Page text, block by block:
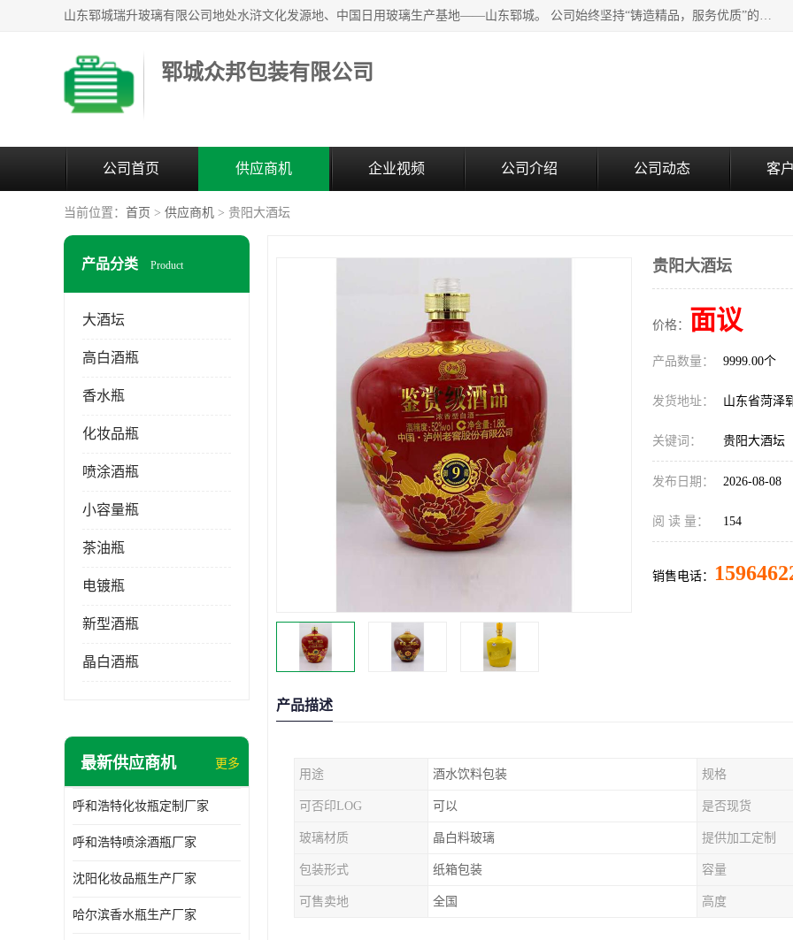
山东郓城瑞升玻璃有限公司地处水浒文化发源地、中国日用玻璃生产基地——山东郓城。 公司始终坚持“铸造精品，服务优质”的经营理念，斥资8000多万元引进国内先进的水晶料手工瓶生产线6条，晶白料8S机生产线8条，并引进人工挑料生产异型瓶和水晶玻璃瓶盖生产线。
郓城众邦包装有限公司
公司首页 供应商机 企业视频 公司介绍 公司动态 客
当前位置： 首页 > 供应商机 > 贵阳大酒坛
产品分类 Product
大酒坛
高白酒瓶
香水瓶
化妆品瓶
喷涂酒瓶
小容量瓶
茶油瓶
电镀瓶
新型酒瓶
晶白酒瓶
最新供应商机 更多
呼和浩特化妆瓶定制厂家
呼和浩特喷涂酒瓶厂家
沈阳化妆品瓶生产厂家
哈尔滨香水瓶生产厂家
贵阳大酒坛
价格： 面议
产品数量： 9999.00个
发货地址： 山东省菏泽
关键词： 贵阳大酒坛
发布日期： 2026-08-08
阅 读 量： 154
销售电话：
产品描述
用途 酒水饮料包装 规格
可否印LOG 可以 是否现货
玻璃材质 晶白料玻璃 提供加工定制
包装形式 纸箱包装 容量
可售卖地 全国 高度